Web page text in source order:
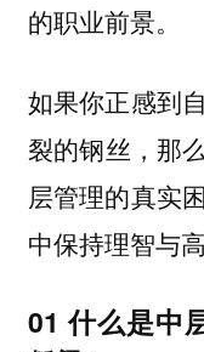
的职业前景。
如果你正感到
裂的钢丝，那
层管理的真实
中保持理智与
01 什么是中